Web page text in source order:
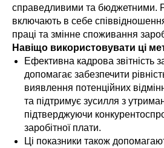
справедливими та бюджетними.
включають в себе
праці та змінне споживання
Навіщо використовувати ці
Ефективна кадрова звітність
допомагає забезпечити
виявлення потенційних
та підтримує зусилля з
підтверджуючи
заробітної плати.
Ці показники також